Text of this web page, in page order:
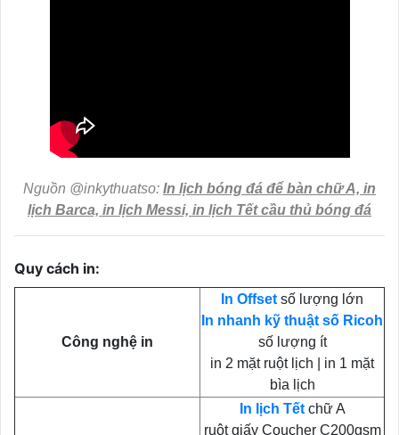
Nguồn @inkythuatso: In lịch bóng đá để bàn chữ A, in
lịch Barca, in lịch Messi, in lịch Tết cầu thủ bóng đá
Quy cách in:
Công nghệ in
In Offsetsố lượng lớn
In nhanh kỹ thuật số Ricoh
số lượng ít
in 2 mặt ruột lịch | in 1 mặt
bìa lịch
In lịch Tếtchữ A
ruột giấy Coucher C200gsm